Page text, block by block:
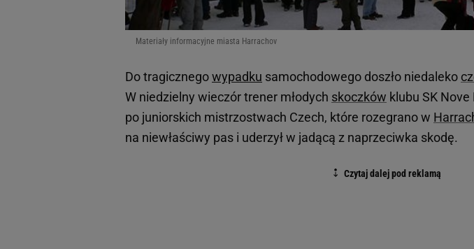
Materiały informacyjne miasta Harrachov
Do tragicznegowypadku samochodowego doszło niedaleko
W niedzielny wieczór trener młodych skoczków klubu SK
po juniorskich mistrzostwach Czech, które rozegrano w
na niewłaściwy pas i uderzył w jadącą z naprzeciwka skodę.